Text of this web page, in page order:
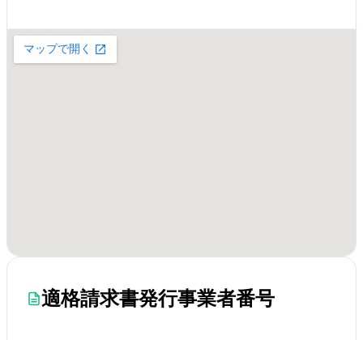
適格請求書発行事業者番号